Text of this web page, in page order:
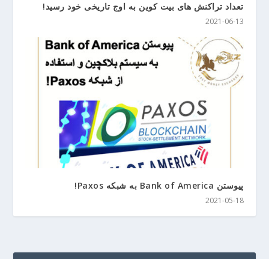
تعداد تراکنش های بیت کوین به اوج تاریخی خود رسید!
2021-06-13
پیوستن Bank of America به شبکه Paxos!
2021-05-18